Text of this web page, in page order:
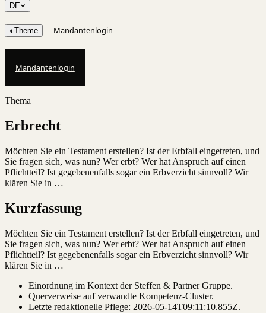
DE
◐ Theme Mandantenlogin
Mandantenlogin
Thema
Erbrecht
Möchten Sie ein Testament erstellen? Ist der Erbfall eingetreten, und
Sie fragen sich, was nun? Wer erbt? Wer hat Anspruch auf einen
Pflichtteil? Ist gegebenenfalls sogar ein Erbverzicht sinnvoll? Wir
klären Sie in …
Kurzfassung
Möchten Sie ein Testament erstellen? Ist der Erbfall eingetreten, und
Sie fragen sich, was nun? Wer erbt? Wer hat Anspruch auf einen
Pflichtteil? Ist gegebenenfalls sogar ein Erbverzicht sinnvoll? Wir
klären Sie in …
Einordnung im Kontext der Steffen & Partner Gruppe.
Querverweise auf verwandte Kompetenz-Cluster.
Letzte redaktionelle Pflege: 2026-05-14T09:11:10.855Z.